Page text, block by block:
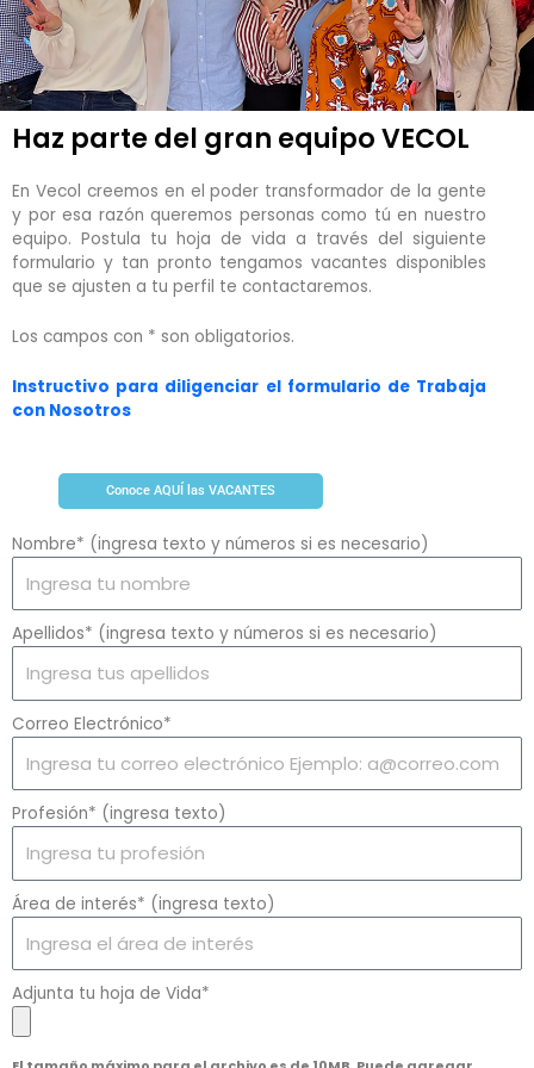
Haz parte del gran equipo VECOL
En Vecol creemos en el poder transformador de la gente
y por esa razón queremos personas como tú en nuestro
equipo. Postula tu hoja de vida a través del siguiente
formulario y tan pronto tengamos vacantes disponibles
que se ajusten a tu perfil te contactaremos.
Los campos con * son obligatorios.
Instructivo para diligenciar el formulario de Trabaja
con Nosotros
Conoce AQUÍ las VACANTES
Nombre* (ingresa texto y números si es necesario)
Apellidos* (ingresa texto y números si es necesario)
Correo Electrónico*
Profesión* (ingresa texto)
Área de interés* (ingresa texto)
Adjunta tu hoja de Vida*